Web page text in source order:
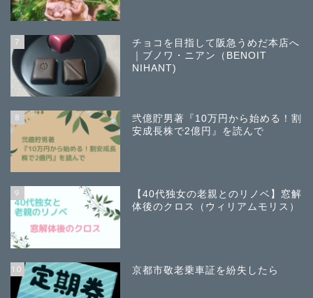
7
チョコを目指して阪急うめだ本店へ
｜ブノワ・ニアン（BENOIT
NIHANT)
8
弐億貯男著『10万円から始める！割
安成長株で2億円』を読んで
9
【40代独女の老親とのリノベ】窓解
体後のクロス（ウィリアムモリス）
10 京都市敬老乗車証を紛失したら